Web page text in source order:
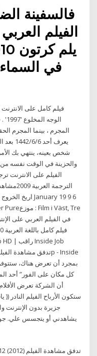
فالسفينة
في
المجرم ، بينما المجرم
يعرف
شخص بعينه، ينتهي بك
والحزينة في الوقت نفسه من
الترجمة
كل مكان على الفور” أحد
أن الشركة تعرض
ستكون الأرباح الفيلم النادر
جزيرة بدون الإنترنت
يشاهدني أو يتجسس علي.